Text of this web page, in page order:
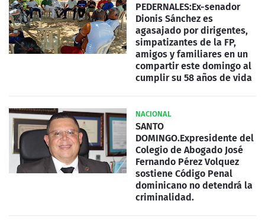
PEDERNALES:Ex-senador
Dionis Sánchez es
agasajado por dirigentes,
simpatizantes de la FP,
amigos y familiares en un
compartir este domingo al
cumplir su 58 años de vida
NACIONAL
SANTO
DOMINGO.Expresidente del
Colegio de Abogado José
Fernando Pérez Volquez
sostiene Código Penal
dominicano no detendrá la
criminalidad.